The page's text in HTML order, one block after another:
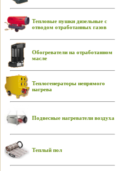
Тепловые пушки дизельные с
отводом отработанных газов
Обогреватели на отработанном
масле
Теплогенераторы непрямого
нагрева
Подвесные нагреватели воздуха
Теплый пол